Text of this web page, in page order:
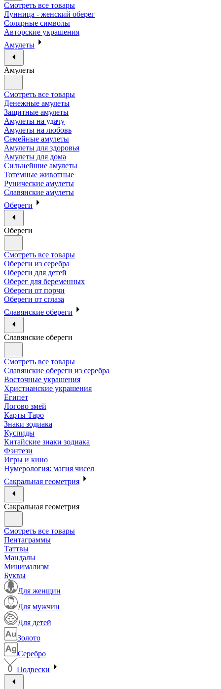
Смотреть все товары
Лунница - женский оберег
Солярные символы
Авторские украшения
Амулеты
Амулеты
Смотреть все товары
Денежные амулеты
Защитные амулеты
Амулеты на удачу
Амулеты на любовь
Семейные амулеты
Амулеты для здоровья
Амулеты для дома
Сильнейшие амулеты
Тотемные животные
Рунические амулеты
Славянские амулеты
Обереги
Обереги
Смотреть все товары
Обереги из серебра
Обереги для детей
Оберег для беременных
Обереги от порчи
Обереги от сглаза
Славянские обереги
Славянские обереги
Смотреть все товары
Славянские обереги из серебра
Восточные украшения
Христианские украшения
Египет
Логово змей
Карты Таро
Знаки зодиака
Куспиды
Китайские знаки зодиака
Фэнтези
Игры и кино
Нумерология: магия чисел
Сакральная геометрия
Сакральная геометрия
Смотреть все товары
Пентаграммы
Таттвы
Мандалы
Минимализм
Буквы
Для женщин
Для мужчин
Для детей
Золото
Серебро
Подвески